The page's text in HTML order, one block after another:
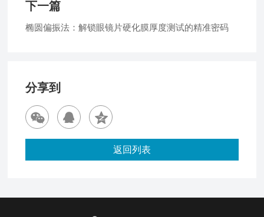
下一篇
椭圆偏振法：解锁眼镜片硬化膜厚度测试的精准密码
分享到
返回列表